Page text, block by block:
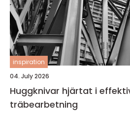
inspiration
04. July 2026
Huggknivar hjärtat i effektiv flisning och
träbearbetning